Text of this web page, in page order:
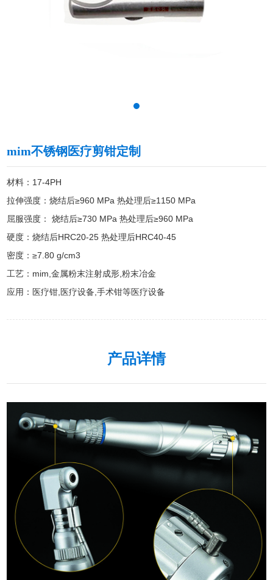
mim不锈钢医疗剪钳定制
材料：17-4PH
拉伸强度：烧结后≥960 MPa 热处理后≥1150 MPa
屈服强度： 烧结后≥730 MPa 热处理后≥960 MPa
硬度：烧结后HRC20-25 热处理后HRC40-45
密度：≥7.80 g/cm3
工艺：mim,金属粉末注射成形,粉末冶金
应用：医疗钳,医疗设备,手术钳等医疗设备
产品详情